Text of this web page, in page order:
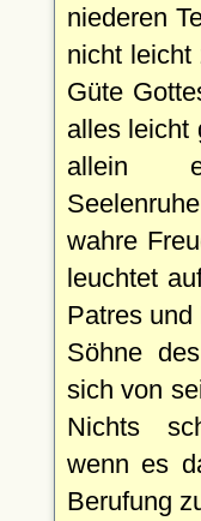
niederen
nicht leicht
Güte
alles leicht
allein
wahre
leuchtet
Patres
Söhne
sich von
Nichts
wenn es
Berufung